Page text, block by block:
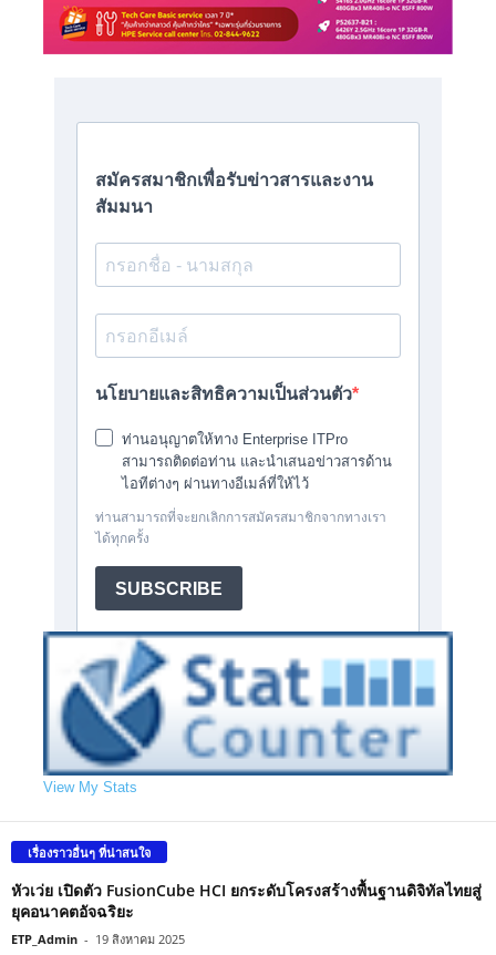
View My Stats
เรื่องราวอื่นๆ ที่น่าสนใจ
หัวเว่ย เปิดตัว FusionCube HCI ยกระดับโครงสร้างพื้นฐานดิจิทัลไทยสู่
ยุคอนาคตอัจฉริยะ
ETP_Admin - 19 สิงหาคม 2025